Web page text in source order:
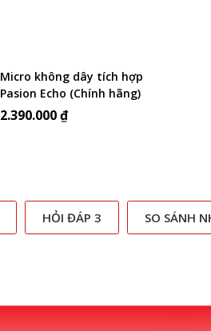
Micro không dây tích hợp
Pasion Echo (Chính hãng)
2.390.000 ₫
HỎI ĐÁP 3 SO SÁNH